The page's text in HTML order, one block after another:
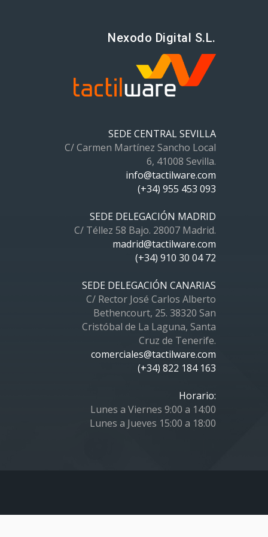
Nexodo Digital S.L.
SEDE CENTRAL SEVILLA
C/ Carmen Martínez Sancho Local
6, 41008 Sevilla.
info@tactilware.com
(+34) 955 453 093
SEDE DELEGACIÓN MADRID
C/ Téllez 58 Bajo. 28007 Madrid.
madrid@tactilware.com
(+34) 910 30 04 72
SEDE DELEGACIÓN CANARIAS
C/ Rector José Carlos Alberto
Bethencourt, 25. 38320 San
Cristóbal de La Laguna, Santa
Cruz de Tenerife.
comerciales@tactilware.com
(+34) 822 184 163
Horario:
Lunes a Viernes 9:00 a 14:00
Lunes a Jueves 15:00 a 18:00